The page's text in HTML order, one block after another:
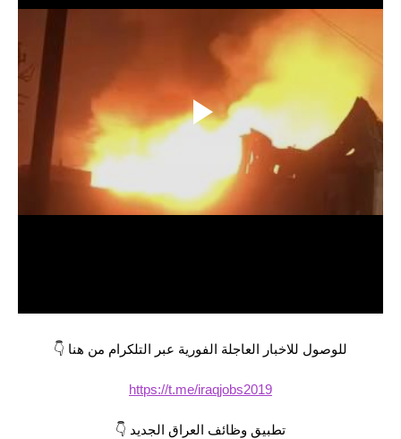
اسئلة وزارية
المرحلة المتوسطة
المرحلة الاعدادية
المرحلة الابتدائية
كتب مدرسية
المرحلة الابتدائية
المرحلة المتوسطة
للوصول للاخبار العاجلة الفورية عبر التلكرام من هنا 👇
https://t.me/iraqjobs2019
تطبيق وظائف العراق الجديد 👇